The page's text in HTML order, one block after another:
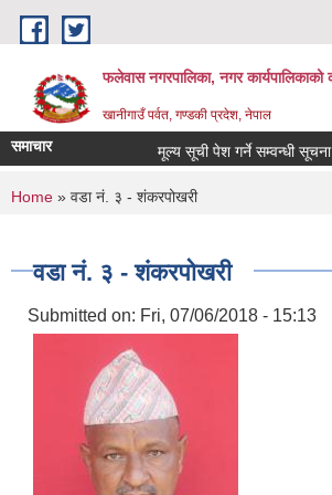
Skip to main content
फलेवास नगरपालिका, नगर कार्यपालिकाको
खानीगाउँ पर्वत, गण्डकी प्रदेश, नेपाल
समाचार मूल्य सूची पेश गर्ने सम्वन्धी सूचना |
You are here
Home » वडा नं. ३ - शंकरपोखरी
वडा नं. ३ - शंकरपोखरी
Submitted on: Fri, 07/06/2018 - 15:13